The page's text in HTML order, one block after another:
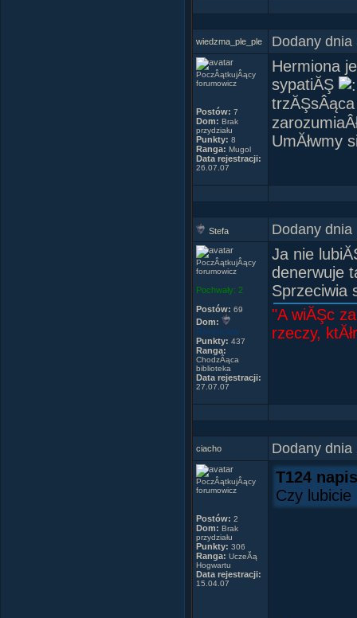
wiedzma_ple_ple Dodany dnia
PoczÂątkujÂący
forumowicz
Postów: 7
Dom: Brak
przydziału
Punkty: 8
Ranga: Mugol
Data rejestracji:
26.07.07
Hermiona
sypatiĂŞ
UmĂłwmy
Stefa Dodany
PoczÂątkujÂący
forumowicz
Pochwały: 2
Postów: 69
Dom:
Ravenclaw
Punkty: 437
Ranga:
ChodzÂąca
biblioteka
Data rejestracji:
27.07.07
Ja nie
denerwuje
Sprzeciwia
"A wiĂŞc
rzeczy,
ciacho Dodany
PoczÂątkujÂący
forumowicz
Postów: 2
Dom: Brak
przydziału
Punkty: 306
Ranga: UczeĂą
Hogwartu
Data rejestracji:
15.04.07
T124
Czy